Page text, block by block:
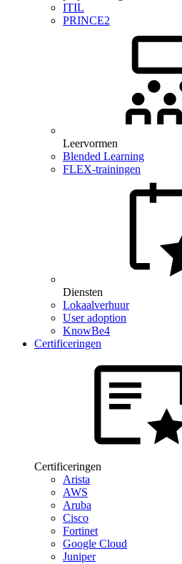
ITIL
PRINCE2
Leervormen
Blended Learning
FLEX-trainingen
Diensten
Lokaalverhuur
User adoption
KnowBe4
Certificeringen
Certificeringen
Arista
AWS
Aruba
Cisco
Fortinet
Google Cloud
Juniper